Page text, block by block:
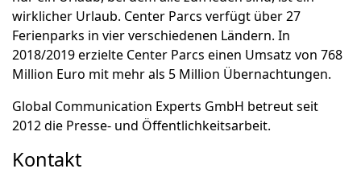
wirklicher Urlaub. Center Parcs verfügt über 27
Ferienparks in vier verschiedenen Ländern. In
2018/2019 erzielte Center Parcs einen Umsatz von 768
Million Euro mit mehr als 5 Million Übernachtungen.
Global Communication Experts GmbH betreut seit
2012 die Presse- und Öffentlichkeitsarbeit.
Kontakt